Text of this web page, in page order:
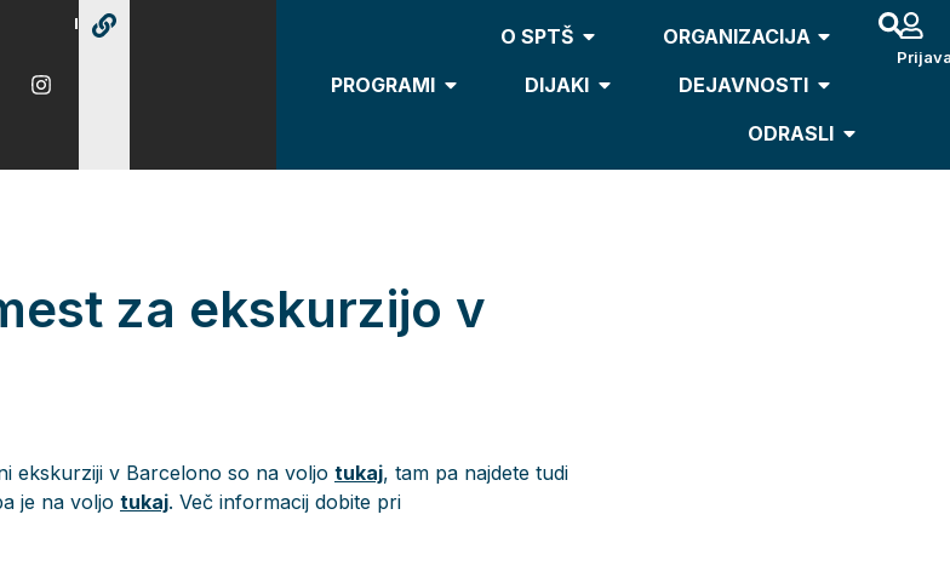
O SPTŠ
ORGANIZACIJA
PROGRAMI
DIJAKI
DEJAVNOSTI
ODRASLI
za ekskurzijo v
ekskurziji v Barcelono so na voljo tukaj, tam pa najdete tudi
je na voljo tukaj. Več informacij dobite pri